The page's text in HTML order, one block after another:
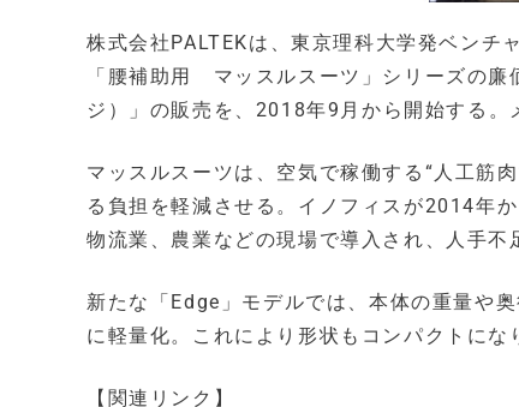
株式会社PALTEKは、東京理科大学発ベンチ
「腰補助用 マッスルスーツ」シリーズの
ジ）」の販売を、2018年9月から開始する
マッスルスーツは、空気で稼働する“人工筋
る負担を軽減させる。イノフィスが2014年
物流業、農業などの現場で導入され、人手不
新たな「Edge」モデルでは、本体の重量や
に軽量化。これにより形状もコンパクトにな
【関連リンク】